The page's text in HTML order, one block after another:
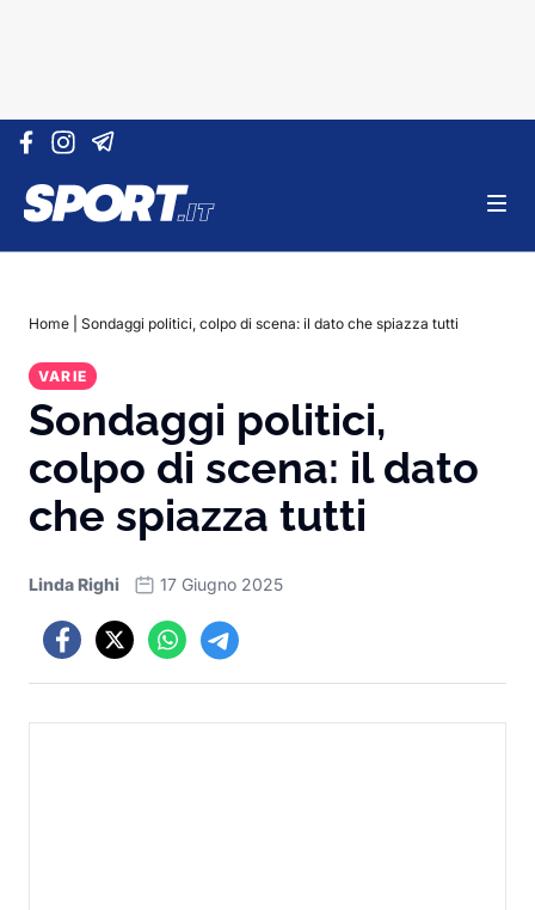
Vai al contenuto
Home Sondaggi politici, colpo di scena: il dato che spiazza tutti
VARIE
Sondaggi politici,
colpo di scena: il dato
che spiazza tutti
Linda Righi 17 Giugno 2025